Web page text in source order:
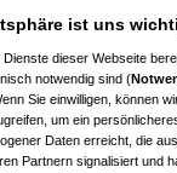
Kaufpreis
ist uns
Dienste dieser Webseite
notwendig sind (
Sie einwilligen, können
um ein
Daten erreicht, die
Partnern signalisiert und